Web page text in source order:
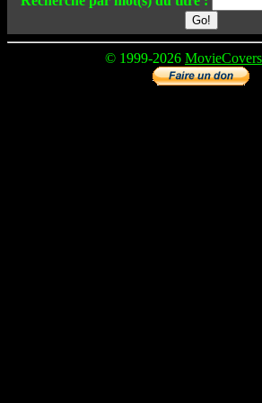
© 1999-2026